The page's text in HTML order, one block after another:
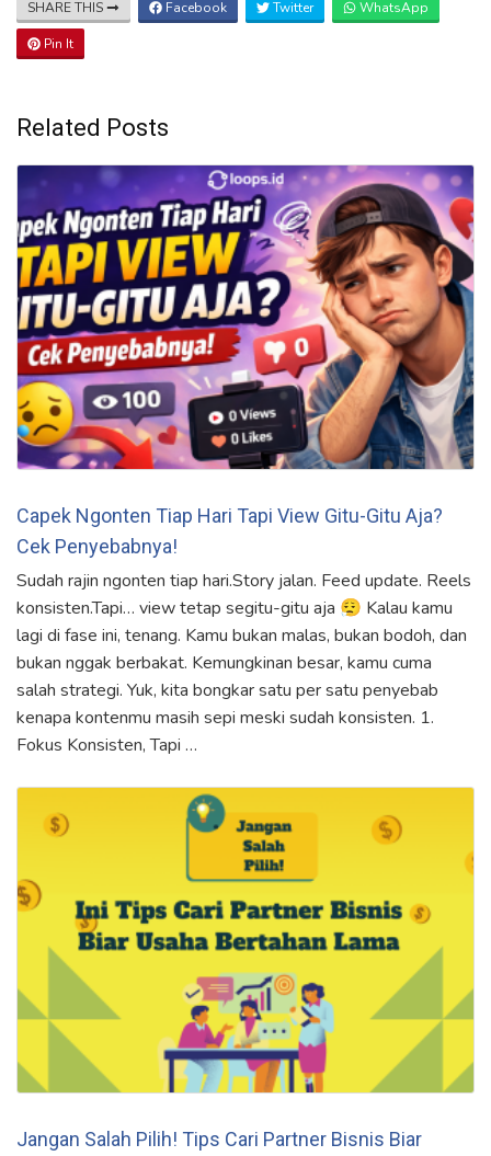
SHARE THIS Facebook Twitter WhatsApp
Pin It
Related Posts
Capek Ngonten Tiap Hari Tapi View Gitu-Gitu Aja?
Cek Penyebabnya!
Sudah rajin ngonten tiap hari.Story jalan. Feed update. Reels
konsisten.Tapi… view tetap segitu-gitu aja 😮‍💨 Kalau kamu
lagi di fase ini, tenang. Kamu bukan malas, bukan bodoh, dan
bukan nggak berbakat. Kemungkinan besar, kamu cuma
salah strategi. Yuk, kita bongkar satu per satu penyebab
kenapa kontenmu masih sepi meski sudah konsisten. 1.
Fokus Konsisten, Tapi …
Jangan Salah Pilih! Tips Cari Partner Bisnis Biar